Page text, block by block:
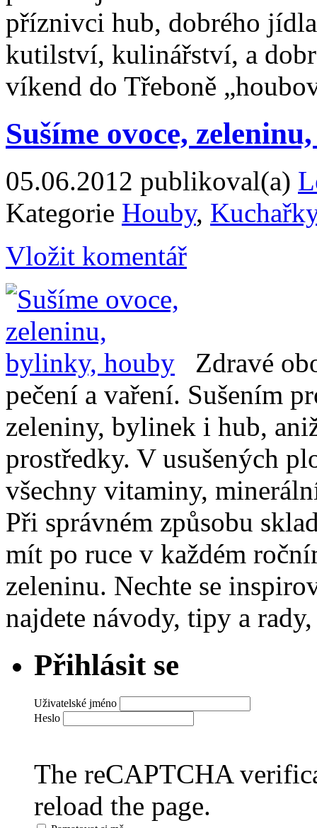
příznivci hub, dobrého
kutilství, kulinářství, a
víkend do Třeboně
Sušíme ovoce,
05.06.2012 publikoval(a)
Kategorie Houby,
Vložit komentář
Zdravé
pečení a vaření. Sušením
zeleniny, bylinek i hub,
prostředky. V usušených
všechny vitaminy,
Při správném způsobu
mít po ruce v každém
zeleninu. Nechte se
najdete návody, tipy a
Přihlásit se
Uživatelské jméno
Heslo
The reCAPTCHA
reload the page.